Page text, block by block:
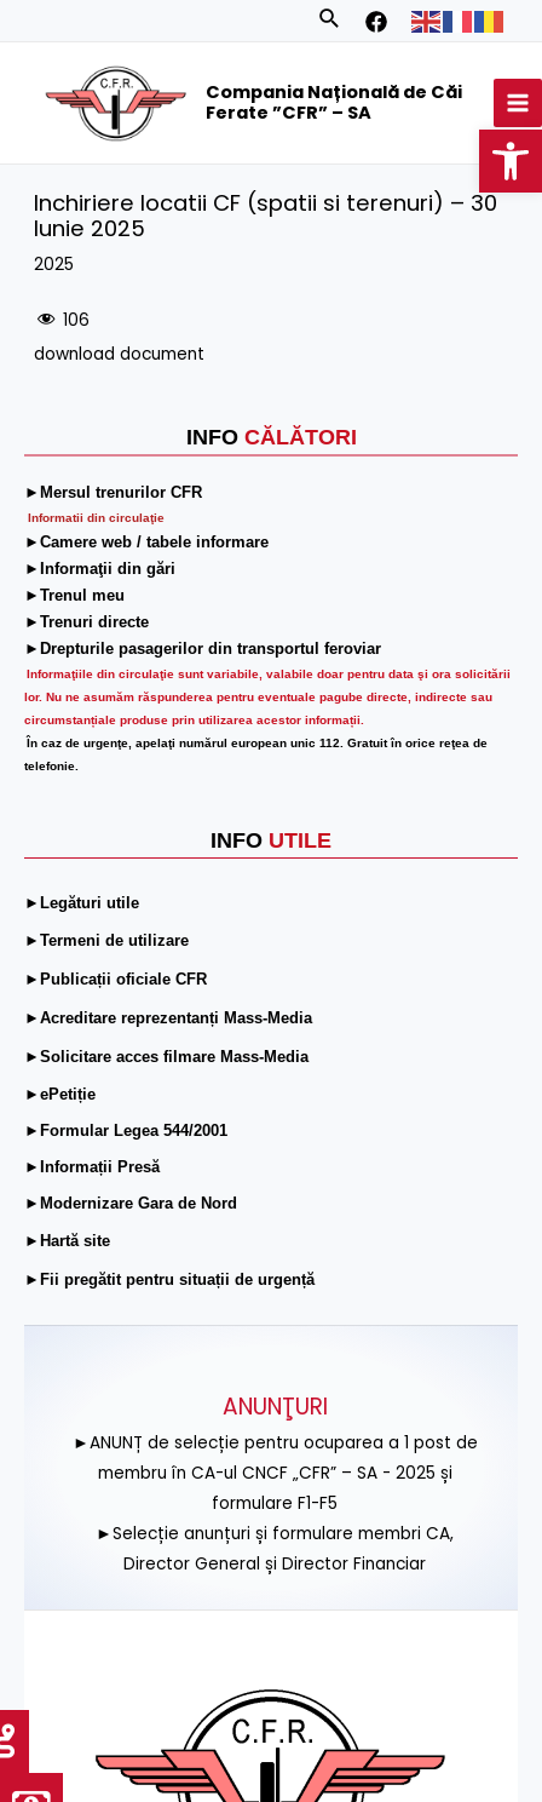
Search
Compania Națională de Căi
Ferate ”CFR” – SA
INFO CĂLĂTORI
►Mersul trenurilor CFR
Informatii din circulaţie
►Camere web / tabele informare
►Informaţii din gări
►Trenul meu
►Trenuri directe
►Drepturile pasagerilor din transportul feroviar
Informaţiile din circulaţie sunt variabile, valabile doar pentru data şi ora solicitării
lor. Nu ne asumăm răspunderea pentru eventuale pagube directe, indirecte sau
circumstanțiale produse prin utilizarea acestor informații.
În caz de urgenţe, apelaţi numărul european unic 112. Gratuit în orice reţea de
telefonie.
INFO UTILE
►Legături utile
►Termeni de utilizare
►Publicații oficiale CFR
►Acreditare reprezentanți Mass-Media
►Solicitare acces filmare Mass-Media
►ePetiție
►Formular Legea 544/2001
►Informații Presă
►Modernizare Gara de Nord
►Hartă site
►Fii pregătit pentru situații de urgență
Inchiriere locatii CF (spatii si terenuri) – 30
Iunie 2025
2025
106
download document
ANUNŢURI
►ANUNȚ de selecție pentru ocuparea a 1 post de
membru în CA-ul CNCF „CFR” – SA - 2025 și
formulare F1-F5
►Selecție anunțuri și formulare membri CA,
Director General și Director Financiar